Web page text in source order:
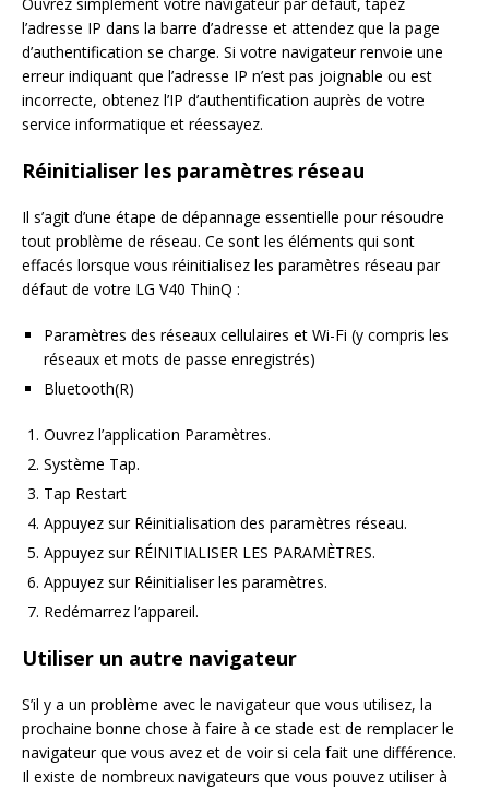
Ouvrez simplement votre navigateur par défaut, tapez
l’adresse IP dans la barre d’adresse et attendez que la page
d’authentification se charge. Si votre navigateur renvoie une
erreur indiquant que l’adresse IP n’est pas joignable ou est
incorrecte, obtenez l’IP d’authentification auprès de votre
service informatique et réessayez.
Réinitialiser les paramètres réseau
Il s’agit d’une étape de dépannage essentielle pour résoudre
tout problème de réseau. Ce sont les éléments qui sont
effacés lorsque vous réinitialisez les paramètres réseau par
défaut de votre LG V40 ThinQ :
Paramètres des réseaux cellulaires et Wi-Fi (y compris les
réseaux et mots de passe enregistrés)
Bluetooth(R)
Ouvrez l’application Paramètres.
Système Tap.
Tap Restart
Appuyez sur Réinitialisation des paramètres réseau.
Appuyez sur RÉINITIALISER LES PARAMÈTRES.
Appuyez sur Réinitialiser les paramètres.
Redémarrez l’appareil.
Utiliser un autre navigateur
S’il y a un problème avec le navigateur que vous utilisez, la
prochaine bonne chose à faire à ce stade est de remplacer le
navigateur que vous avez et de voir si cela fait une différence.
Il existe de nombreux navigateurs que vous pouvez utiliser à